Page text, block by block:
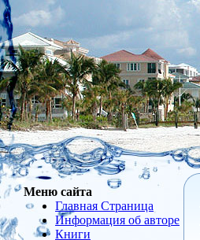
Меню сайта
Главная Страница
Информация об авторе
Книги